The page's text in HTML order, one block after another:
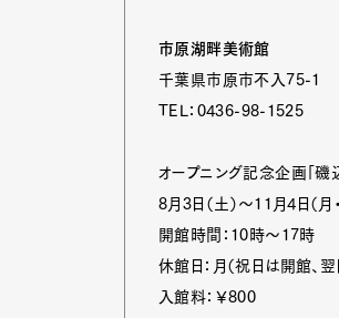
市原湖畔美術館
千葉県市原市不入75-1
TEL：0436-98-1525
オープニング記念企画「
8月3日（土）～11月4日（月
開館時間：10時～17時
休館日：月（祝日は開館、翌
入館料：￥800